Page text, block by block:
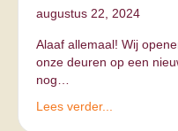
augustus 22, 2024
Alaaf allemaal! Wij
onze deuren op een
nog…
Lees verder...